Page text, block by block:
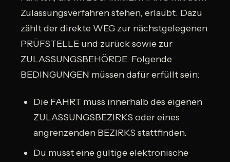
Zulassungsverfahren stehen, erlaubt. Dazu
zählt der direkte WEG zur nächstgelegenen
PRÜFSTELLE und zurück sowie zur
ZULASSUNGSBEHÖRDE. Folgende
BEDINGUNGEN müssen dafür erfüllt sein:
Die FAHRT muss innerhalb des eigenen
ZULASSUNGSBEZIRKS oder eines
angrenzenden BEZIRKS stattfinden.
Du musst eine gültige elektronische